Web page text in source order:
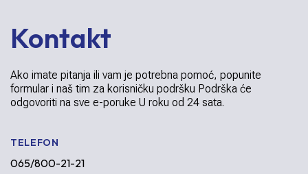
Kontakt
Ako imate pitanja ili vam je potrebna pomoć, popunite
formular i naš tim za korisničku podršku Podrška će
odgovoriti na sve e-poruke U roku od 24 sata.
TELEFON
065/800-21-21